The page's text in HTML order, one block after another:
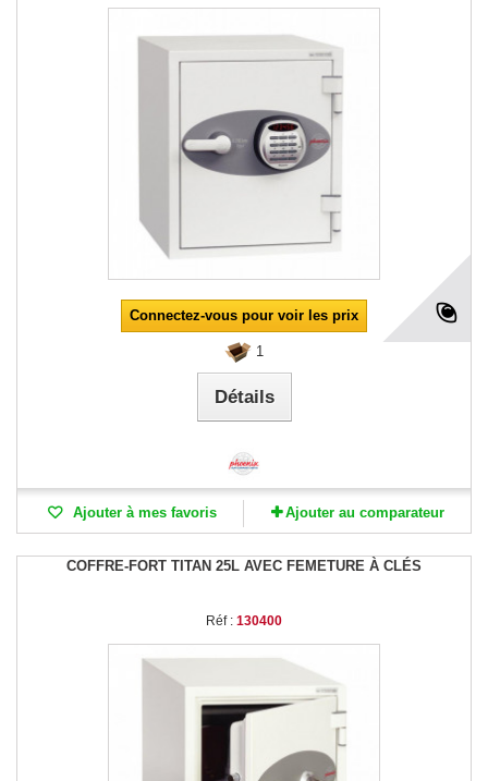
Connectez-vous pour voir les prix
1
Détails
Ajouter à mes favoris Ajouter au comparateur
COFFRE-FORT TITAN 25L AVEC FEMETURE À CLÉS
Réf : 130400